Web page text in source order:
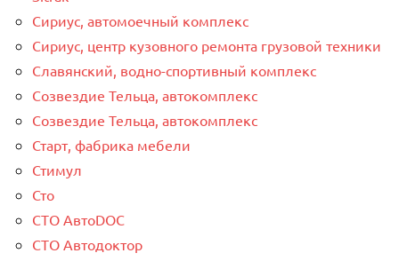
Сириус, автомоечный комплекс
Сириус, центр кузовного ремонта грузовой техники
Славянский, водно-спортивный комплекс
Созвездие Тельца, автокомплекс
Созвездие Тельца, автокомплекс
Старт, фабрика мебели
Стимул
Сто
СТО АвтоDOC
СТО Автодоктор